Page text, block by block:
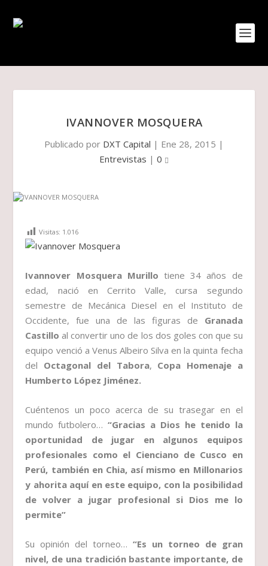
IVANNOVER MOSQUERA
Publicado por DXT Capital | Ene 28, 2015 |
Entrevistas | 0
Visitas: 1.016
Ivannover Mosquera Murillo tiene 34 años de
edad, nació en Cerrito Valle, cursa segundo
semestre de Mecánica Diesel en el Instituto de
Occidente, fue una de las figuras de Granada
Castillo al convertir uno de los dos goles con que su
equipo venció a Venus Albeiro Silva en la quinta fecha
del Octagonal del Tabora, Copa Homenaje a
Humberto López Jiménez.
Cuéntenos un poco acerca de su trasegar en el
mundo futbolero…“Gracias a Dios he tenido la
oportunidad de jugar en algunos equipos
profesionales como el Cienciano de Cusco en
Perú, también en Chia, así mismo en Millonarios
y ahorita aquí en este equipo, con la posibilidad
de volver a jugar profesional si Dios me lo
permite”
Su opinión del torneo… “Es un torneo de gran
nivel, de una tradición bastante importante, de